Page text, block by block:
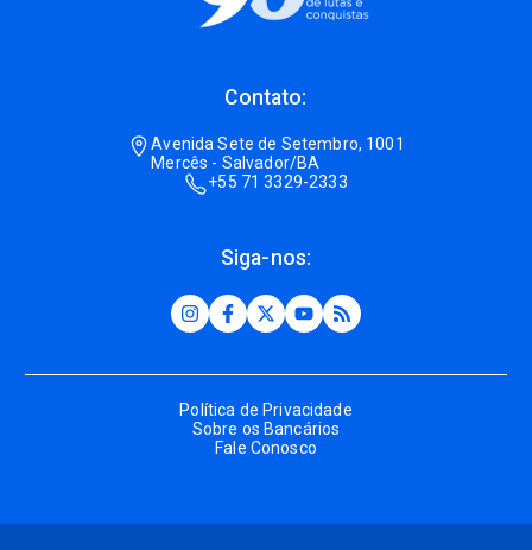
Contato:
Avenida Sete de Setembro, 1001
Mercês - Salvador/BA
+55 71 3329-2333
Siga-nos:
Política de Privacidade
Sobre os Bancários
Fale Conosco